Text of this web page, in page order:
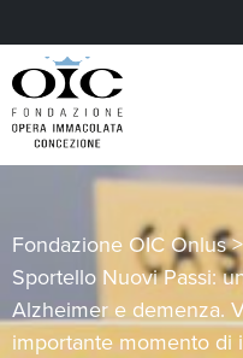
Fondazione OIC Onlus>
Sportello Nuovi Passi:
Alzheimer e demenza.
importante momento di